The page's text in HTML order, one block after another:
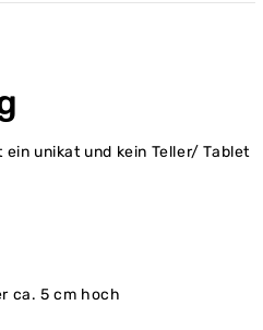
unikat und kein Teller/ Tablet
ca. 5 cm hoch